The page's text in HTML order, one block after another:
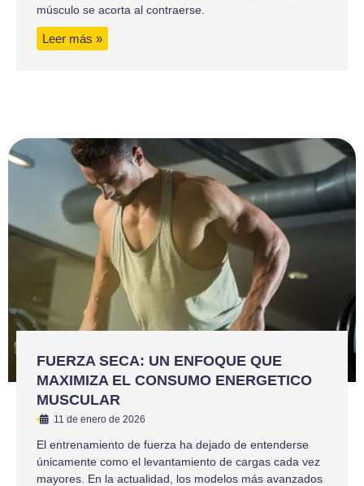
músculo se acorta al contraerse.
Leer más »
FUERZA SECA: UN ENFOQUE QUE
MAXIMIZA EL CONSUMO ENERGETICO
MUSCULAR
• 11 de enero de 2026
El entrenamiento de fuerza ha dejado de entenderse
únicamente como el levantamiento de cargas cada vez
mayores. En la actualidad, los modelos más avanzados